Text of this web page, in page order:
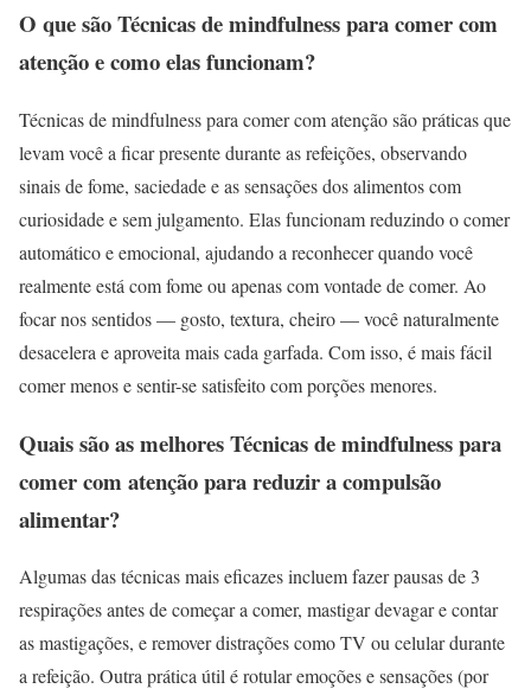
O que são Técnicas de mindfulness para comer com
atenção e como elas funcionam?
Técnicas de mindfulness para comer com atenção são práticas que
levam você a ficar presente durante as refeições, observando
sinais de fome, saciedade e as sensações dos alimentos com
curiosidade e sem julgamento. Elas funcionam reduzindo o comer
automático e emocional, ajudando a reconhecer quando você
realmente está com fome ou apenas com vontade de comer. Ao
focar nos sentidos — gosto, textura, cheiro — você naturalmente
desacelera e aproveita mais cada garfada. Com isso, é mais fácil
comer menos e sentir-se satisfeito com porções menores.
Quais são as melhores Técnicas de mindfulness para
comer com atenção para reduzir a compulsão
alimentar?
Algumas das técnicas mais eficazes incluem fazer pausas de 3
respirações antes de começar a comer, mastigar devagar e contar
as mastigações, e remover distrações como TV ou celular durante
a refeição. Outra prática útil é rotular emoções e sensações (por